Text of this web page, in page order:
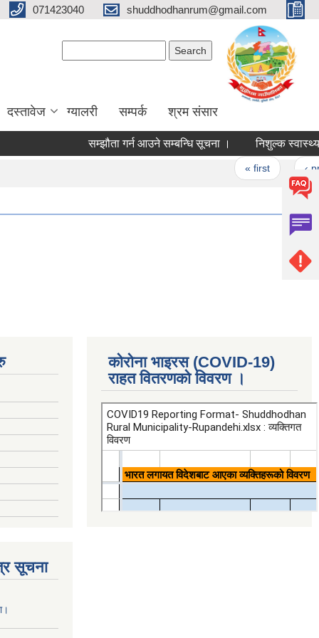
071423040 shuddhodhanrum@gmail.com
दस्तावेज ग्यालरी सम्पर्क श्रम संसार
सम्झौता गर्न आउने सम्बन्धि सूचना । निशुल्क स्वास्थ्य
‹
सूचना
कोरोना भाइरस (COVID-19)
राहत वितरणको विवरण ।